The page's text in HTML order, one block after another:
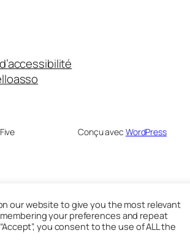
Conçu avec WordPress
our website to give you the most relevant
your preferences and repeat
you consent to the use of ALL the